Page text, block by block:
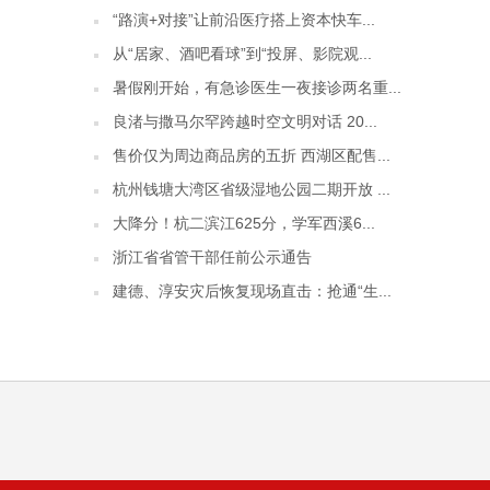
“路演+对接”让前沿医疗搭上资本快车...
从“居家、酒吧看球”到“投屏、影院观...
暑假刚开始，有急诊医生一夜接诊两名重...
良渚与撒马尔罕跨越时空文明对话 20...
售价仅为周边商品房的五折 西湖区配售...
杭州钱塘大湾区省级湿地公园二期开放 ...
大降分！杭二滨江625分，学军西溪6...
浙江省省管干部任前公示通告
建德、淳安灾后恢复现场直击：抢通“生...